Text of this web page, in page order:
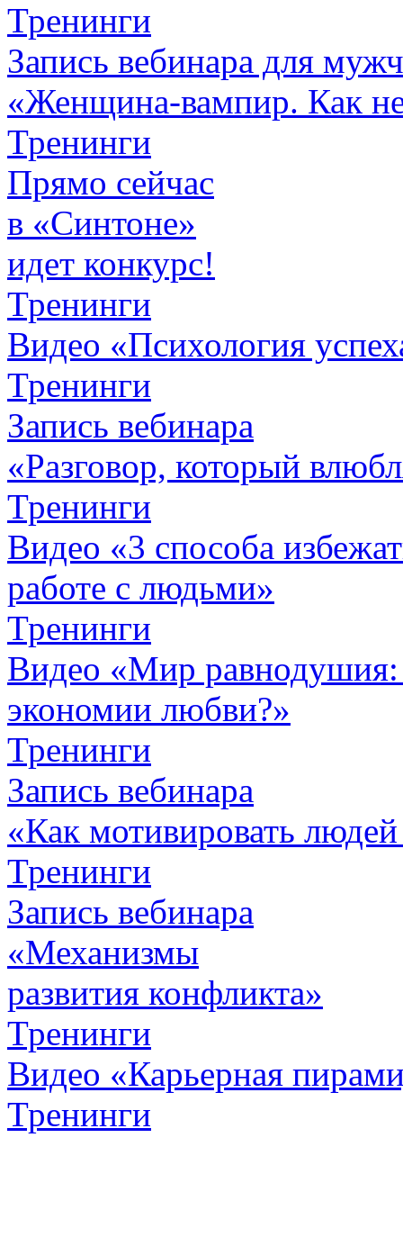
Тренинги
Запись вебинара для
«Женщина-вампир. Как не
Тренинги
Прямо сейчас
в «Синтоне»
идет конкурс!
Тренинги
Видео «Психология
Тренинги
Запись вебинара
«Разговор, который
Тренинги
Видео «3 способа
работе с людьми»
Тренинги
Видео «Мир равнодушия:
экономии любви?»
Тренинги
Запись вебинара
«Как мотивировать
Тренинги
Запись вебинара
«Механизмы
развития конфликта»
Тренинги
Видео «Карьерная
Тренинги